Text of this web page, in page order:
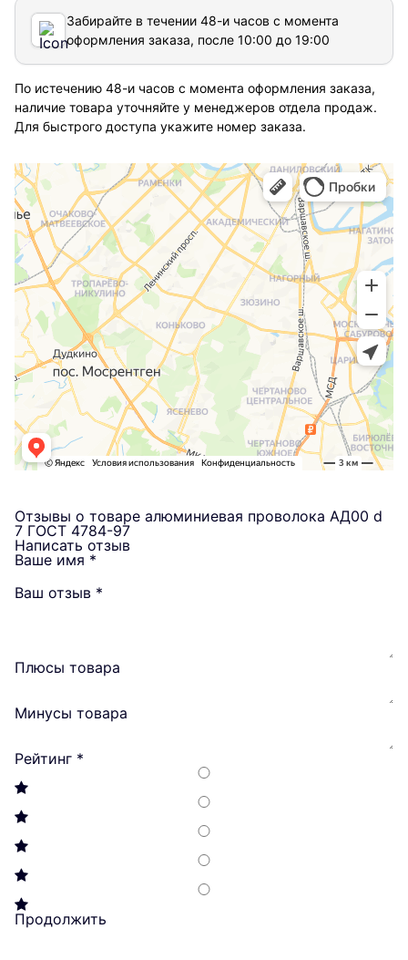
Забирайте в течении 48-и часов с момента
оформления заказа, после 10:00 до 19:00
По истечению 48-и часов с момента оформления заказа,
наличие товара уточняйте у менеджеров отдела продаж.
Для быстрого доступа укажите номер заказа.
Отзывы о товаре алюминиевая проволока АД00 d
7 ГОСТ 4784-97
Написать отзыв
Ваше имя *
Ваш отзыв *
Плюсы товара
Минусы товара
Рейтинг *
Продолжить